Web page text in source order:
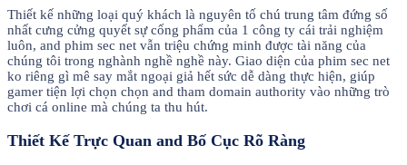
Thiết kế những loại quý khách là nguyên tố chú trung tâm đứng số
nhất cưng cửng quyết sự cống phẩm của 1 công ty cái trải nghiệm
luôn, and phim sec net vẫn triệu chứng minh được tài năng của
chúng tôi trong nghành nghề nghề này. Giao diện của phim sec net
ko riêng gì mê say mắt ngoại giả hết sức dễ dàng thực hiện, giúp
gamer tiện lợi chọn chọn and tham domain authority vào những trò
chơi cá online mà chúng ta thu hút.
Thiết Kế Trực Quan and Bố Cục Rõ Ràng